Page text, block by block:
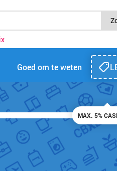
Goed om te weten
MAX. 5%